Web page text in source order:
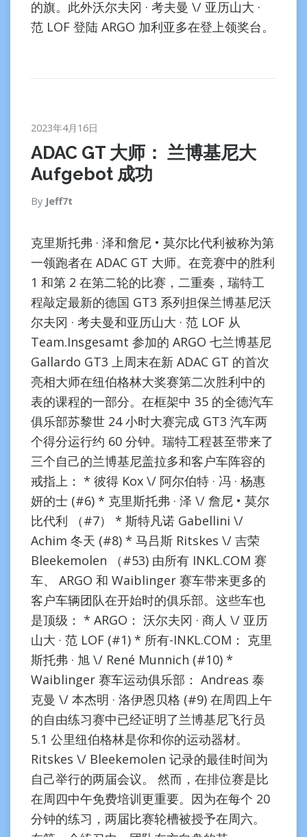
的旗。此外沃尔夫冈 · 考夫曼 \/ 亚历山大 ·
范 LOF 登陆 ARGO 加利亚多在登上领奖台。
2023年4月16日
ADAC GT 大师： 兰博基尼大
Aufgebot 成功
By Jeff7t
克里斯托弗 · 泽和詹尼 • 莫尔比代利被称为第
一领跑者在 ADAC GT 大师。在竞赛中的胜利
1 和第 2 在第二轮的比赛，二重奏，瑞特工
程敲定最新的德国 GT3 系列担保兰博基尼沃
尔夫冈 · 考夫曼和亚历山大 · 范 LOF 从
Team.Insgesamt 参加的 ARGO 七兰博基尼
Gallardo GT3 上周末在新 ADAC GT 的首次
亮相大师在纽伯格林大奖赛第二次胜利中的
表的课程的一部分。在框架中 35 的全德汽车
俱乐部苏黎世 24 小时大赛完成 GT3 汽车两
个得分运行约 60 分钟。瑞特工程甚至带来了
三个自己的兰博基尼盖拉多和客户车阵容的
戒指上： * 彼得 Kox \/ 阿尔伯特 · 冯 · 杨惠
妍的士 (#6) * 克里斯托弗 · 泽 \/ 詹尼 • 莫尔
比代利 （#7） * 斯特凡诺 Gabellini \/
Achim 冬天 (#8) * 马吕斯 Ritskes \/ 吉荣
Bleekemolen （#53) 由所有 INKL.COM 赛
车、 ARGO 和 Waiblinger 赛车带来更多的
客户车辆团队在开始时的俱乐部。这些车也
是顶级： * ARGO： 沃尔夫冈 · 商人 \/ 亚历
山大 · 范 LOF (#1) * 所有-INKL.COM： 克里
斯托弗 · 旭 \/ René Munnich (#10) *
Waiblinger 赛车运动俱乐部： Andreas 泰
克曼 \/ 本杰明 · 洛伊恩贝格 (#9) 在周四上午
的自由练习赛中已经证明了兰博基尼飞行员
5.1 公里纽伯格林是你和你的运动器材。
Ritskes \/ Bleekemolen 记录的最佳时间为
自己举行的两届会议。 然而，在排位赛是比
在周四中午免费培训更重要。因为在每个 20
分钟的练习，两届比赛轮槽被授予在周六。